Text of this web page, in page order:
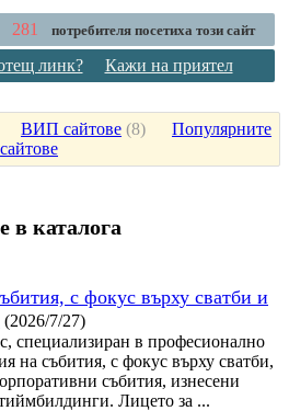
281 потребителя посетиха този сайт
линк? Кажи на приятел
ВИП сайтове (8) Популярните
сайтове
в каталога
с фокус върху сватби и
(2026/7/27)
специализиран в професионално
на събития, с фокус върху сватби,
събития, изнесени
Лицето за ...